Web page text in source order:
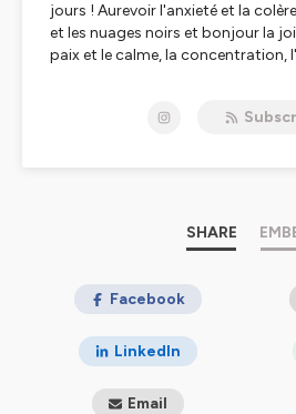
jours ! Aurevoir l'anxieté et la
et les nuages noirs et bonjour la
paix et le calme, la concentration,
SHARE
Facebook
LinkedIn
Email